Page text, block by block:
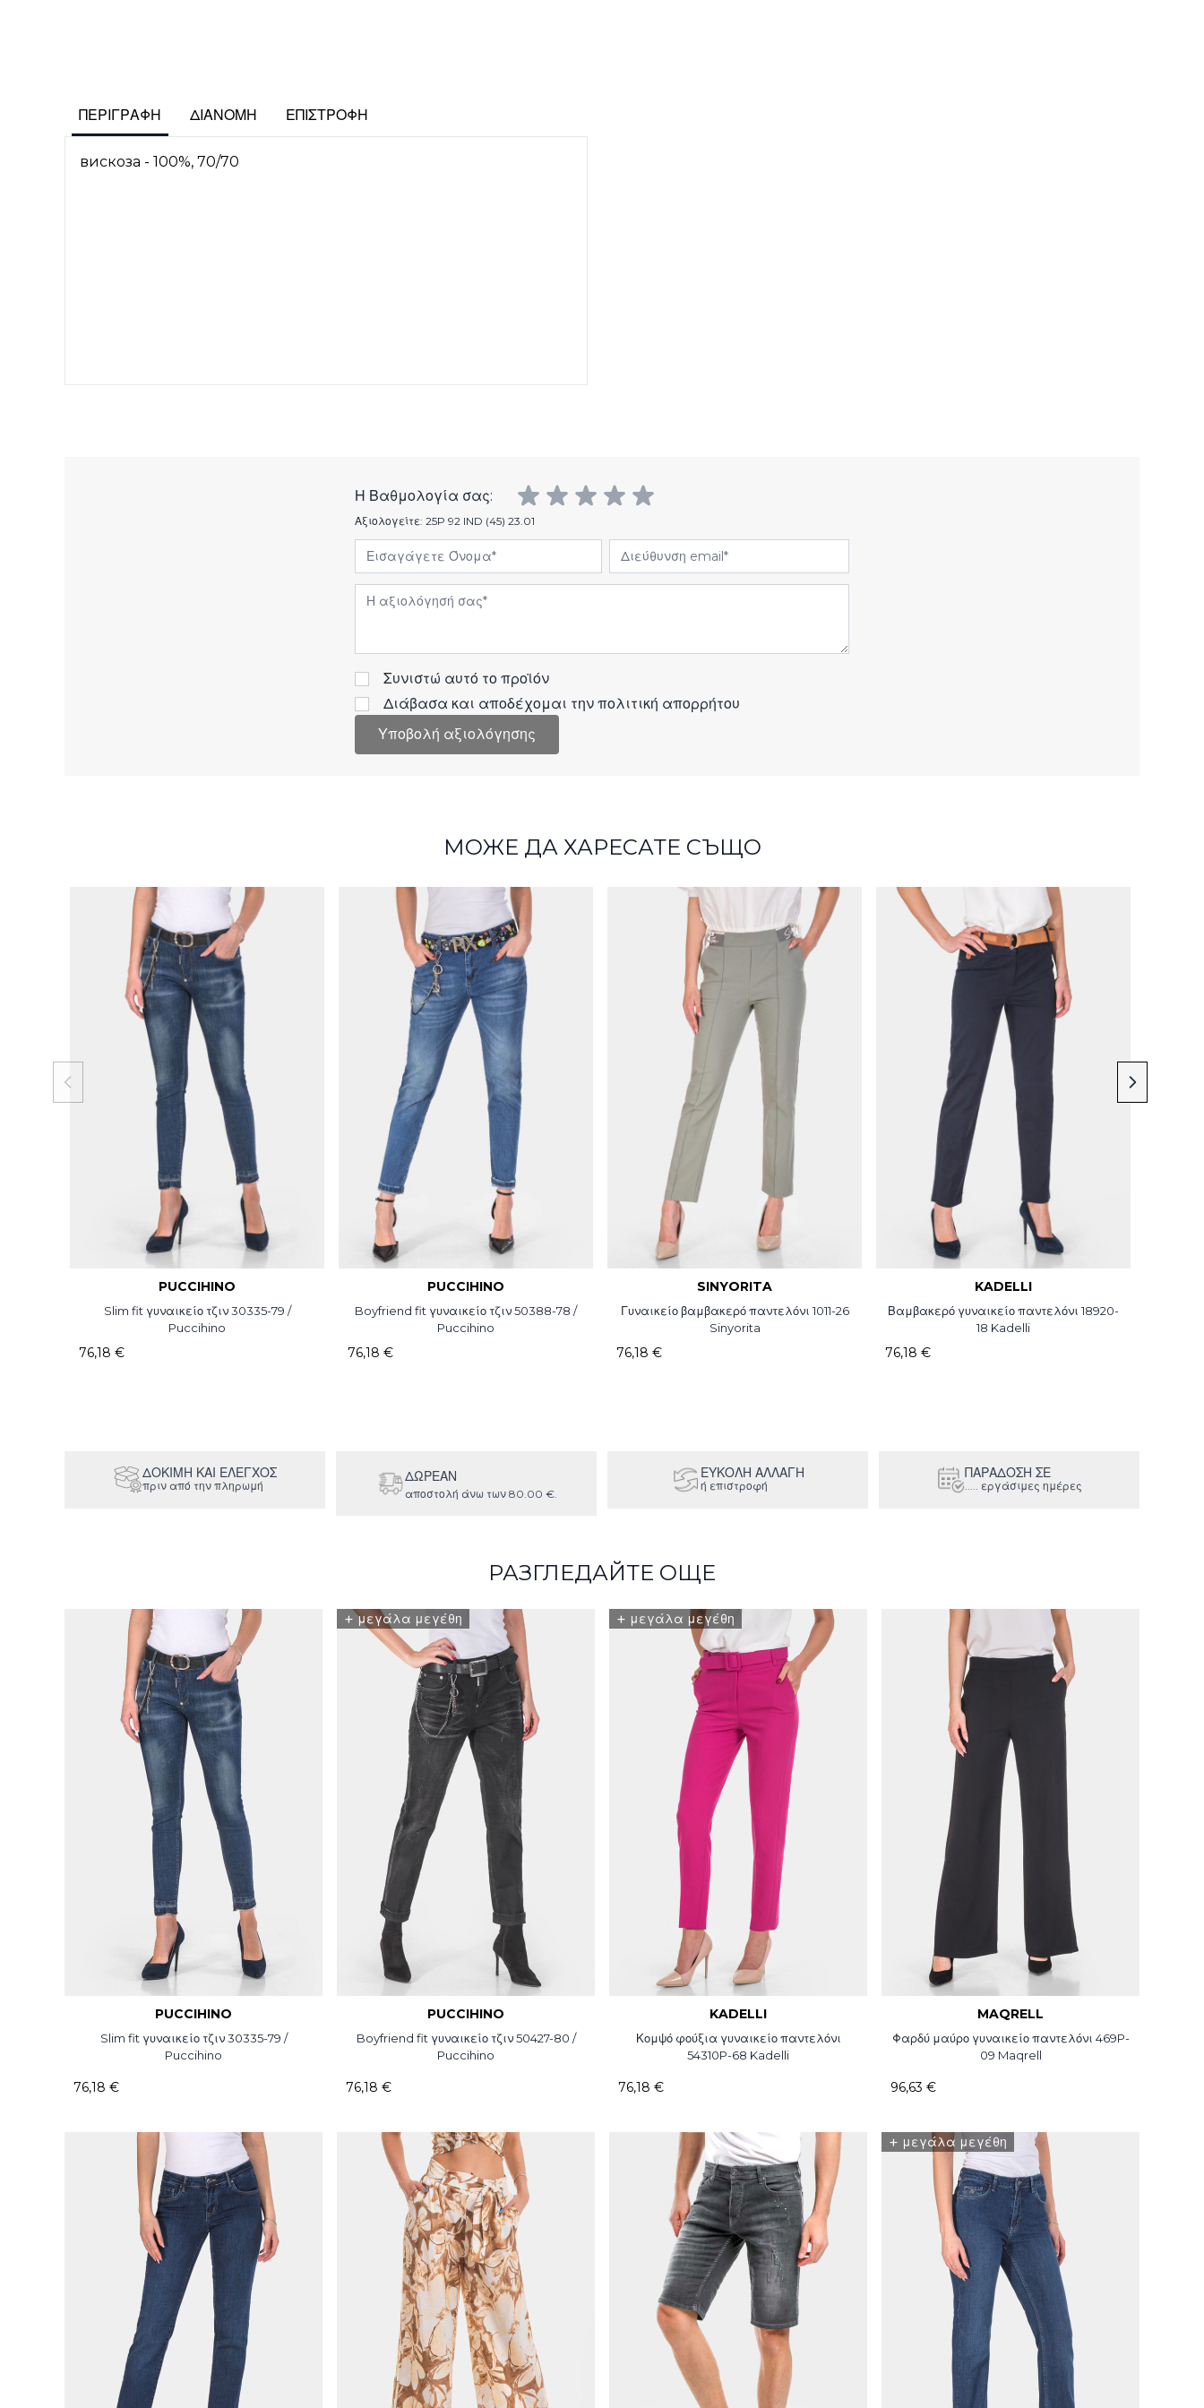
ΠΕΡΙΓΡΑΦΉ
вискоза - 100%, 70/70
ΔΙΑΝΟΜΉ ΕΠΙΣΤΡΟΦΉ
Η Βαθμολογία σας:
Αξιολογείτε: 25P 92 IND (45) 23.01
Εισαγάγετε Όνομα Διεύθυνση email
Αξιολόγηση
Συνιστώ αυτό το προϊόν
Διάβασα και αποδέχομαι την πολιτική απορρήτου
Υποβολή αξιολόγησης
МОЖЕ ДА ХАРЕСАТЕ СЪЩО
PUCCIHINO
Slim fit γυναικείο τζιν 30335-79 /
Puccihino
76,18 €
PUCCIHINO
Boyfriend fit γυναικείο τζιν 50388-78 /
Puccihino
76,18 €
SINYORITA
Γυναικείο βαμβακερό παντελόνι 1011-26
Sinyorita
76,18 €
KADELLI
Βαμβακερό γυναικείο παντελόνι 18920-
18 Kadelli
76,18 €
ΔΟΚΙΜΉ ΚΑΙ ΕΛΕΓΧΟΣ
πριν από την πληρωμή
ΔΩΡΕΑΝ
αποστολή άνω των 80.00 €.
ΕΥΚΟΛΗ ΑΛΛΑΓΗ
ή επιστροφή
ΠΑΡΑΔΟΣΗ ΣΕ
..... εργάσιμες ημέρες
РАЗГЛЕДАЙТЕ ОЩЕ
PUCCIHINO
Slim fit γυναικείο τζιν 30335-79 /
Puccihino
76,18 €
+ μεγάλα μεγέθη
PUCCIHINO
Boyfriend fit γυναικείο τζιν 50427-80 /
Puccihino
76,18 €
+ μεγάλα μεγέθη
KADELLI
Κομψό φούξια γυναικείο παντελόνι
54310P-68 Kadelli
76,18 €
MAQRELL
Φαρδύ μαύρο γυναικείο παντελόνι 469P-
09 Maqrell
96,63 €
+ μεγάλα μεγέθη